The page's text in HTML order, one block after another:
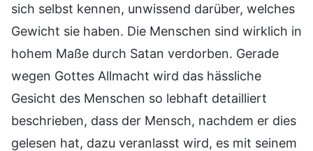
sich selbst kennen, unwissend darüber, welches
Gewicht sie haben. Die Menschen sind wirklich in
hohem Maße durch Satan verdorben. Gerade
wegen Gottes Allmacht wird das hässliche
Gesicht des Menschen so lebhaft detailliert
beschrieben, dass der Mensch, nachdem er dies
gelesen hat, dazu veranlasst wird, es mit seinem